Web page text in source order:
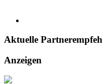
Aktuelle
Anzeigen